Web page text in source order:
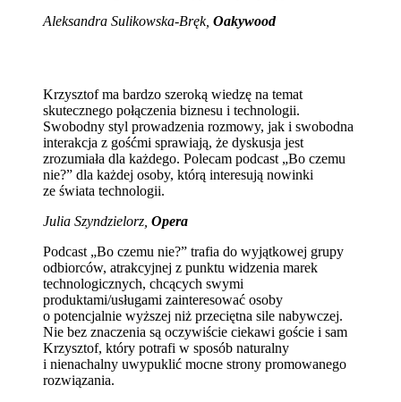
Aleksandra Sulikowska-Bręk, Oakywood
Krzysztof ma bardzo szeroką wiedzę na temat
skutecznego połączenia biznesu i technologii.
Swobodny styl prowadzenia rozmowy, jak i swobodna
interakcja z gośćmi sprawiają, że dyskusja jest
zrozumiała dla każdego. Polecam podcast „Bo czemu
nie?” dla każdej osoby, którą interesują nowinki
ze świata technologii.
Julia Szyndzielorz, Opera
Podcast „Bo czemu nie?” trafia do wyjątkowej grupy
odbiorców, atrakcyjnej z punktu widzenia marek
technologicznych, chcących swymi
produktami/usługami zainteresować osoby
o potencjalnie wyższej niż przeciętna sile nabywczej.
Nie bez znaczenia są oczywiście ciekawi goście i sam
Krzysztof, który potrafi w sposób naturalny
i nienachalny uwypuklić mocne strony promowanego
rozwiązania.